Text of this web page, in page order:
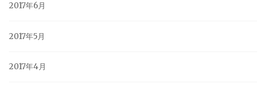
2017年6月
2017年5月
2017年4月